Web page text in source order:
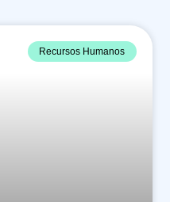
Recursos Humanos